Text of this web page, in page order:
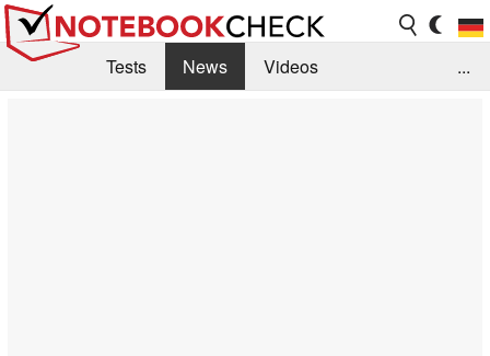
Tests News
Videos
...